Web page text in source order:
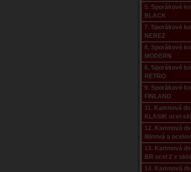
5. Sporákové
BLACK
7. Sporákové
NEREZ
8. Sporákové
MODERN
6. Sporákové
RETRO
9. Sporákové
FINLAND
11. Kamnová
KLASIK ocel-
12. Kamnová
litinová a
13. Kamnová
BR ocel 2 x sklo
14. Kamnová